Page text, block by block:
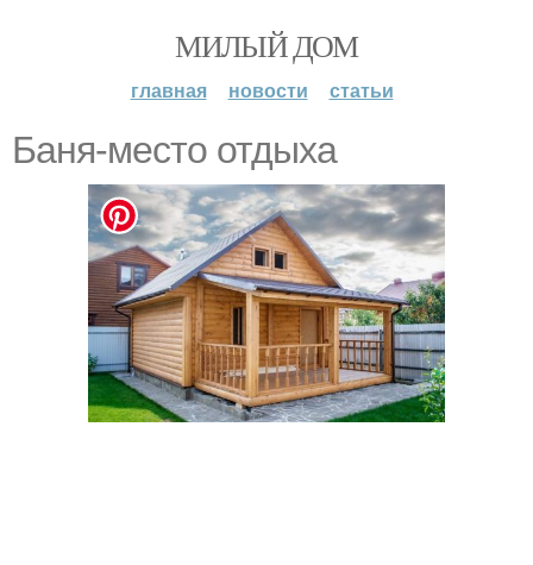
МИЛЫЙ ДОМ
главная новости статьи
Баня-место отдыха